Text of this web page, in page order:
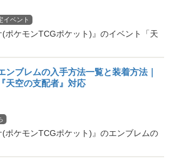
イベント
ポケモンTCGポケット)』のイベント「天
ンブレムの入手方法一覧と装着方法｜
『天空の支配者』対応
ポケモンTCGポケット)』のエンブレムの